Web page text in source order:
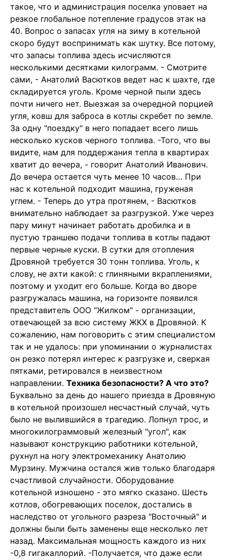
такое, что и администрация поселка уповает на
резкое глобальное потепление градусов этак на
40. Вопрос о запасах угля на зиму в котельной
скоро будут воспринимать как шутку. Все потому,
что запасы топлива здесь исчисляются
несколькими десятками килограмм. - Смотрите
сами, - Анатолий Васютков ведет нас к шахте, где
складируется уголь. Кроме черной пыли здесь
почти ничего нет. Выезжая за очередной порцией
угля, ковш для заброса в котлы скребет по земле.
За одну "поездку" в него попадает всего лишь
несколько кусков черного топлива. -Того, что вы
видите, нам для поддержания тепла в квартирах
хватит до вечера, - говорит Анатолий Иванович.
До вечера остается чуть менее 10 часов… При
нас к котельной подходит машина, груженая
углем. - Теперь до утра протянем, - Васютков
внимательно наблюдает за разгрузкой. Уже через
пару минут начинает работать дробилка и в
пустую траншею подачи топлива в котлы падают
первые черные куски. В сутки для отопления
Дровяной требуется 30 тонн топлива. Уголь, к
слову, не ахти какой: с глиняными вкраплениями,
поэтому и уходит его больше. Когда во дворе
разгружалась машина, на горизонте появился
представитель ООО "Жилком" - организации,
отвечающей за всю систему ЖКХ в Дровяной. К
сожалению, нам поговорить с этим специалистом
так и не удалось: при упоминании о журналистах
он резко потерял интерес к разгрузке и, сверкая
пятками, ретировался в неизвестном
направлении. Техника безопасности? А что это?
Буквально за день до нашего приезда в Дровяную
в котельной произошел несчастный случай, чуть
было не вылившийся в трагедию. Лопнул трос, и
многокилограммовый железный "угол", как
называют конструкцию работники котельной,
рухнул на ногу электромеханику Анатолию
Мурзину. Мужчина остался жив только благодаря
счастливой случайности. Оборудование
котельной изношено - это мягко сказано. Шесть
котлов, обогревающих поселок, достались в
наследство от угольного разреза "Восточный" и
должны были быть заменены еще несколько лет
назад. Максимальная мощность каждого из них
-0,8 гигакаллорий. -Получается, что даже если